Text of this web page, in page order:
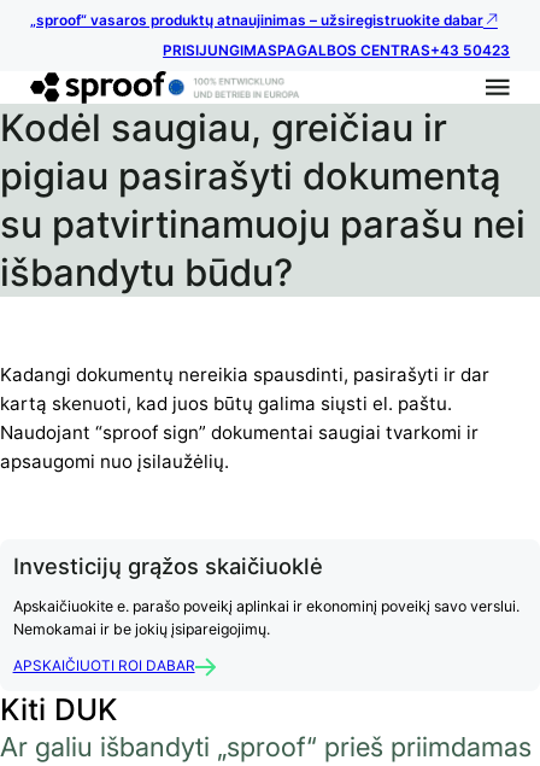
„sproof“ vasaros produktų atnaujinimas – užsiregistruokite dabar
PRISIJUNGIMASPAGALBOS CENTRAS+43 50423
Kodėl saugiau, greičiau ir
pigiau pasirašyti dokumentą
su patvirtinamuoju parašu nei
išbandytu būdu?
Kadangi dokumentų nereikia spausdinti, pasirašyti ir dar
kartą skenuoti, kad juos būtų galima siųsti el. paštu.
Naudojant “sproof sign” dokumentai saugiai tvarkomi ir
apsaugomi nuo įsilaužėlių.
Investicijų grąžos skaičiuoklė
Apskaičiuokite e. parašo poveikį aplinkai ir ekonominį poveikį savo verslui.
Nemokamai ir be jokių įsipareigojimų.
APSKAIČIUOTI ROI DABAR
Kiti DUK
Ar galiu išbandyti „sproof“ prieš priimdamas